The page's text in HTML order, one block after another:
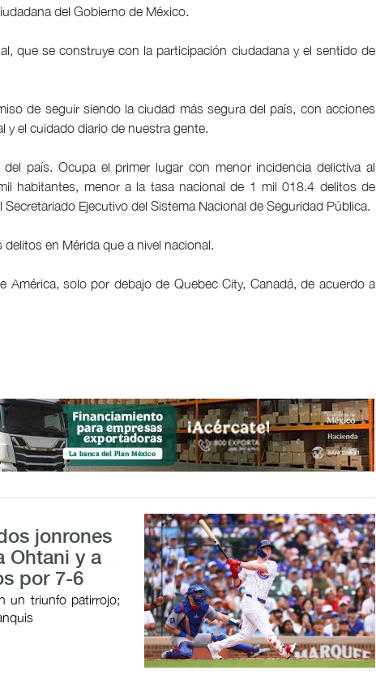
del Gobierno de México.
que se construye con la participación ciudadana y el sentido de
de seguir siendo la ciudad más segura del país, con acciones
el cuidado diario de nuestra gente.
país. Ocupa el primer lugar con menor incidencia delictiva al
habitantes, menor a la tasa nacional de 1 mil 018.4 delitos de
Ejecutivo del Sistema Nacional de Seguridad Pública.
en Mérida que a nivel nacional.
América, solo por debajo de Quebec City, Canadá, de acuerdo a
jonrones
Ohtani y a
por 7-6
un triunfo patirrojo;